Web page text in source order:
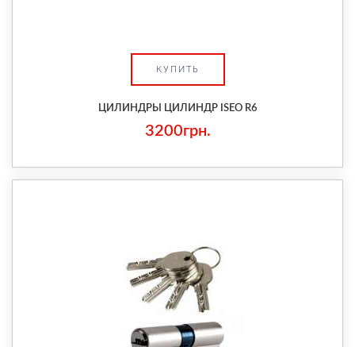
КУПИТЬ
ЦИЛИНДРЫ ЦИЛИНДР ISEO R6
3200грн.